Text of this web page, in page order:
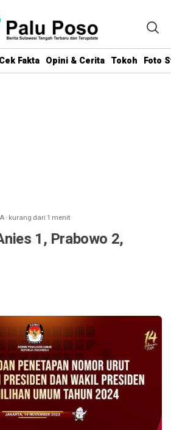
Cek Fakta Opini & Cerita Tokoh Foto
· kurang dari 1 menit
1, Prabowo 2,